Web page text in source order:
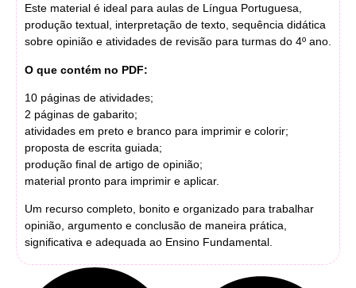
Este material é ideal para aulas de Língua Portuguesa,
produção textual, interpretação de texto, sequência didática
sobre opinião e atividades de revisão para turmas do 4º ano.
O que contém no PDF:
10 páginas de atividades;
2 páginas de gabarito;
atividades em preto e branco para imprimir e colorir;
proposta de escrita guiada;
produção final de artigo de opinião;
material pronto para imprimir e aplicar.
Um recurso completo, bonito e organizado para trabalhar
opinião, argumento e conclusão de maneira prática,
significativa e adequada ao Ensino Fundamental.